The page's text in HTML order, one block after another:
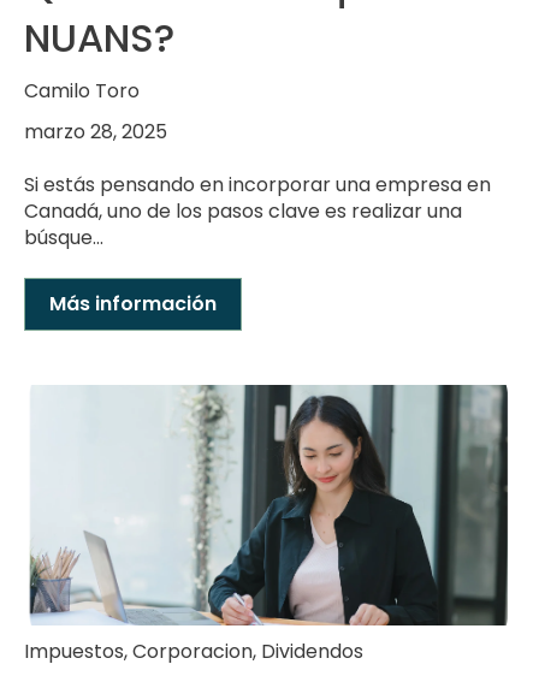
NUANS?
Camilo Toro
marzo 28, 2025
Si estás pensando en incorporar una empresa en
Canadá, uno de los pasos clave es realizar una
búsque...
Más información
Impuestos,Corporacion, Dividendos